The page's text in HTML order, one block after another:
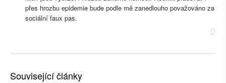
přes hrozbu epidemie bude podle mě zanedlouho považováno za
sociální faux pas.
Související články